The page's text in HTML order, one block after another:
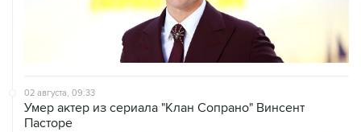
02 августа, 09:33
Умер актер из сериала "Клан Сопрано" Винсент
Пасторе